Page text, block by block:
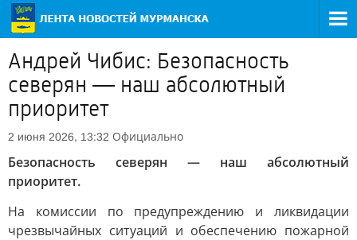
Андрей Чибис: Безопасность
северян — наш абсолютный
приоритет
2 июня 2026, 13:32 Официально
Безопасность северян — наш абсолютный
приоритет.
На комиссии по предупреждению и ликвидации
чрезвычайных ситуаций и обеспечению пожарной